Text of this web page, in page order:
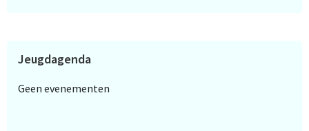
Jeugdagenda
Geen evenementen